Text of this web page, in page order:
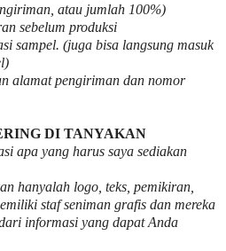
atau jumlah 100%)
sebelum produksi
sampel. (juga bisa langsung masuk
alamat pengiriman dan nomor
DI TANYAKAN
apa yang harus saya sediakan
hanyalah logo, teks, pemikiran,
staf seniman grafis dan mereka
informasi yang dapat Anda